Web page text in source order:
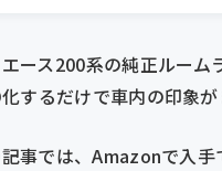
ース200系の純正ルーム
するだけで車内の印象
事では、Amazonで入